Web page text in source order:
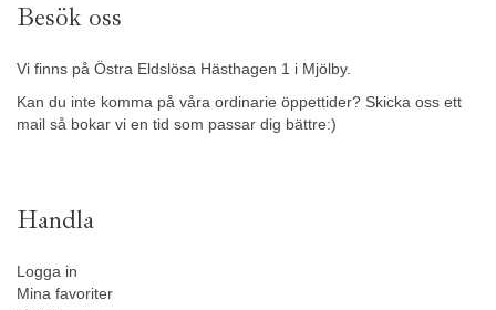
Besök oss
Vi finns på Östra Eldslösa Hästhagen 1 i Mjölby.
Kan du inte komma på våra ordinarie öppettider? Skicka oss ett
mail så bokar vi en tid som passar dig bättre:)
Handla
Logga in
Mina favoriter